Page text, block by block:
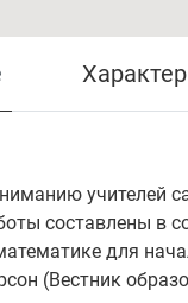
учителей
составлены в
для
(Вестник